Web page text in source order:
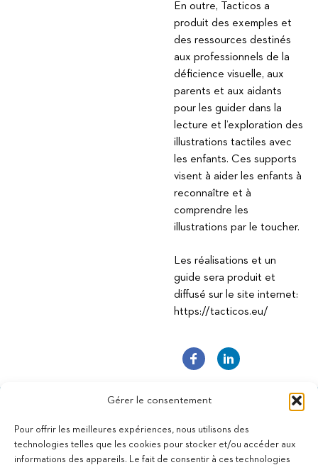
Gérer le consentement
Pour offrir les meilleures expériences, nous utilisons des
technologies telles que les cookies pour stocker et/ou accéder aux
informations des appareils. Le fait de consentir à ces technologies
En outre, Tacticos a
produit des exemples et
des ressources destinés
aux professionnels de la
déficience visuelle, aux
parents et aux aidants
pour les guider dans la
lecture et l’exploration des
illustrations tactiles avec
les enfants. Ces supports
visent à aider les enfants à
reconnaître et à
comprendre les
illustrations par le toucher.
Les réalisations et un
guide sera produit et
diffusé sur le site internet:
https://tacticos.eu/